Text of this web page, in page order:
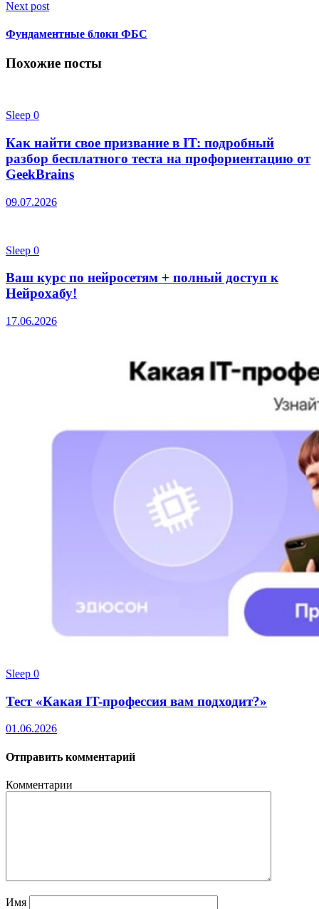
Next post
Фундаментные блоки ФБС
Похожие посты
Sleep 0
Как найти свое призвание в IT: подробный
разбор бесплатного теста на профориентацию от
GeekBrains
09.07.2026
Sleep 0
Ваш курс по нейросетям + полный доступ к
Нейрохабу!
17.06.2026
Sleep 0
Тест «Какая IT-профессия вам подходит?»
01.06.2026
Отправить комментарий
Комментарии
Имя